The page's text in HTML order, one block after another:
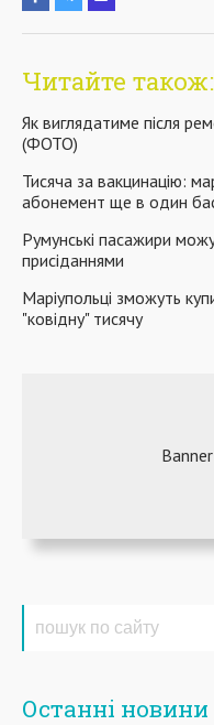
Читайте також:
Як виглядатиме після
(ФОТО)
Тисяча за вакцинацію:
абонемент ще в один
Румунські пасажири
присіданнями
Маріупольці зможуть
"ковідну" тисячу
Останні новини